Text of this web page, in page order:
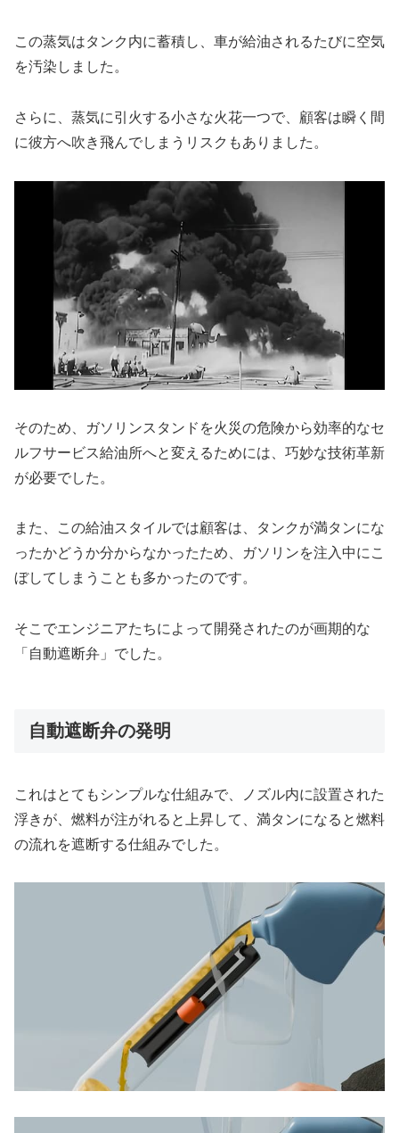
この蒸気はタンク内に蓄積し、車が給油されるたびに空気
を汚染しました。
さらに、蒸気に引火する小さな火花一つで、顧客は瞬く間
に彼方へ吹き飛んでしまうリスクもありました。
そのため、ガソリンスタンドを火災の危険から効率的なセ
ルフサービス給油所へと変えるためには、巧妙な技術革新
が必要でした。
また、この給油スタイルでは顧客は、タンクが満タンにな
ったかどうか分からなかったため、ガソリンを注入中にこ
ぼしてしまうことも多かったのです。
そこでエンジニアたちによって開発されたのが画期的な
「自動遮断弁」でした。
自動遮断弁の発明
これはとてもシンプルな仕組みで、ノズル内に設置された
浮きが、燃料が注がれると上昇して、満タンになると燃料
の流れを遮断する仕組みでした。